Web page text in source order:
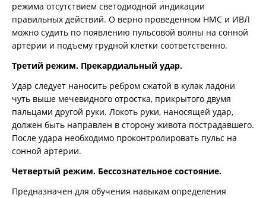
режима отсутствием светодиодной индикации
правильных действий. О верно проведенном НМС и ИВЛ
можно судить по появлению пульсовой волны на сонной
артерии и подъему грудной клетки соответственно.
Третий режим. Прекардиальный удар.
Удар следует наносить ребром сжатой в кулак ладони
чуть выше мечевидного отростка, прикрытого двумя
пальцами другой руки. Локоть руки, наносящей удар,
должен быть направлен в сторону живота пострадавшего.
После удара необходимо проконтролировать пульс на
сонной артерии.
Четвертый режим. Бессознательное состояние.
Предназначен для обучения навыкам определения